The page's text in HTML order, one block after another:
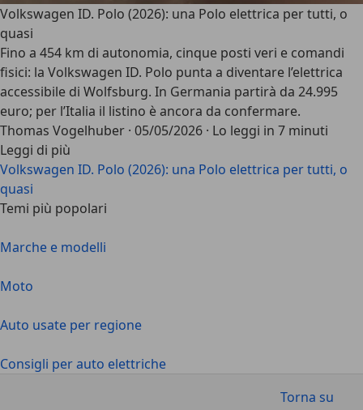
Volkswagen ID. Polo (2026): una Polo elettrica per tutti, o
quasi
Fino a 454 km di autonomia, cinque posti veri e comandi
fisici: la Volkswagen ID. Polo punta a diventare l’elettrica
accessibile di Wolfsburg. In Germania partirà da 24.995
euro; per l’Italia il listino è ancora da confermare.
Thomas Vogelhuber · 05/05/2026 · Lo leggi in 7 minuti
Leggi di più
Volkswagen ID. Polo (2026): una Polo elettrica per tutti, o
quasi
Temi più popolari
Marche e modelli
Moto
Auto usate per regione
Consigli per auto elettriche
Torna su